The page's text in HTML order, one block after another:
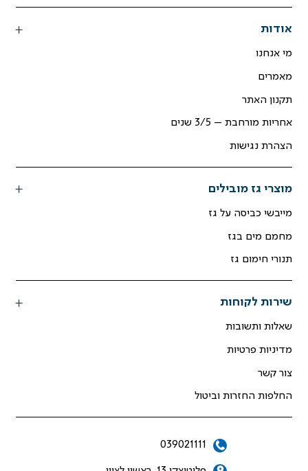
אודות
מי אנחנו
מאמרים
תקנון האתר
אחריות מורחבת – 3/5 שנים
הצהרת נגישות
מוצרי גז מובילים
מייבשי כביסה על גז
מחמם מים בגז
תנורי חימום גז
שירות לקוחות
שאלות ותשובות
מדיניות פרטיות
צור קשר
החלפות החזרות וביטול
039021111